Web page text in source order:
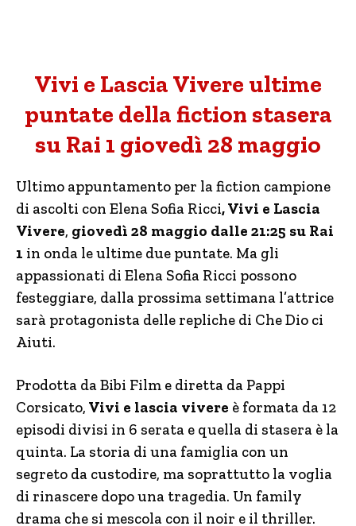
Vivi e Lascia Vivere ultime
puntate della fiction stasera
su Rai 1 giovedì 28 maggio
Ultimo appuntamento per la fiction campione
di ascolti con Elena Sofia Ricci, Vivi e Lascia
Vivere, giovedì 28 maggio dalle 21:25 su Rai
1 in onda le ultime due puntate. Ma gli
appassionati di Elena Sofia Ricci possono
festeggiare, dalla prossima settimana l’attrice
sarà protagonista delle repliche di Che Dio ci
Aiuti.
Prodotta da Bibi Film e diretta da Pappi
Corsicato, Vivi e lascia vivere è formata da 12
episodi divisi in 6 serata e quella di stasera è la
quinta. La storia di una famiglia con un
segreto da custodire, ma soprattutto la voglia
di rinascere dopo una tragedia. Un family
drama che si mescola con il noir e il thriller.